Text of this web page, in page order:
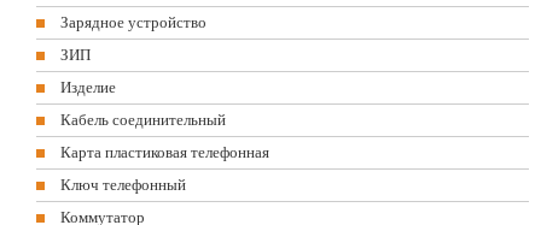
Зарядное устройство
ЗИП
Изделие
Кабель соединительный
Карта пластиковая телефонная
Ключ телефонный
Коммутатор